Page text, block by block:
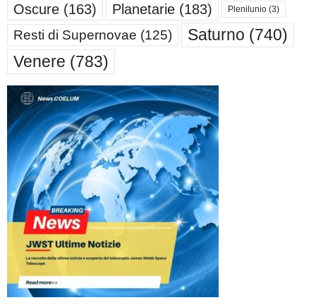
Oscure (163) Planetarie (183) Plenilunio (3)
Resti di Supernovae (125) Saturno (740)
Venere (783)